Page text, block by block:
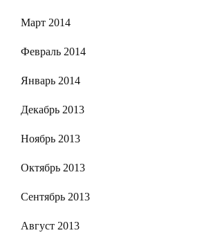
Март 2014
Февраль 2014
Январь 2014
Декабрь 2013
Ноябрь 2013
Октябрь 2013
Сентябрь 2013
Август 2013